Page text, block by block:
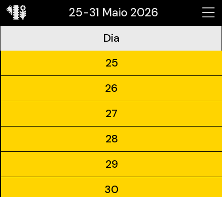
25-31 Maio 2026
Dia
25
26
27
28
29
30